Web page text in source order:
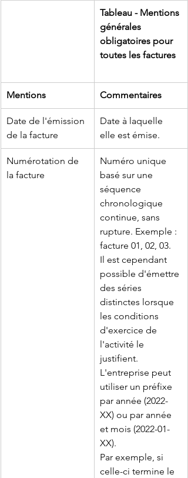
Tableau - Mentions
générales
obligatoires pour
toutes les factures
Mentions Commentaires
Date de l'émission
de la facture
Date à laquelle
elle est émise.
Numérotation de
la facture
Numéro unique
basé sur une
séquence
chronologique
continue, sans
rupture. Exemple :
facture 01, 02, 03.
Il est cependant
possible d'émettre
des séries
distinctes lorsque
les conditions
d'exercice de
l'activité le
justifient.
L'entreprise peut
utiliser un préfixe
par année (2022-
XX) ou par année
et mois (2022-01-
XX).
Par exemple, si
celle-ci termine le